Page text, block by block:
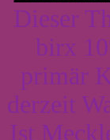
Dieser
birx
primär
derzeit
Ist